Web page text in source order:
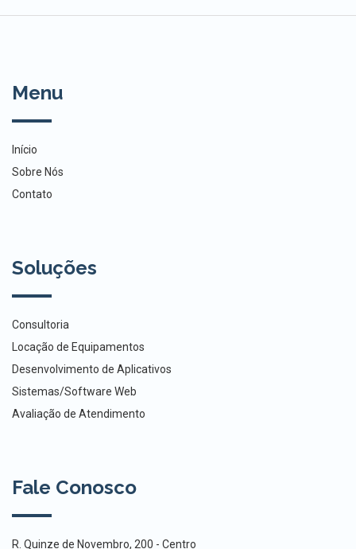
Menu
Início
Sobre Nós
Contato
Soluções
Consultoria
Locação de Equipamentos
Desenvolvimento de Aplicativos
Sistemas/Software Web
Avaliação de Atendimento
Fale Conosco
R. Quinze de Novembro, 200 - Centro